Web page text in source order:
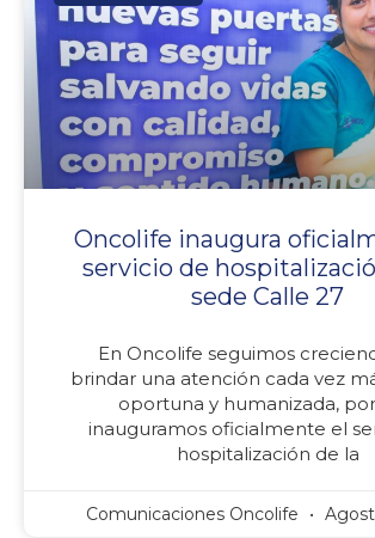
Oncolife inaugura
servicio de
sede Calle 27
En Oncolife seguimos
brindar una atención cada vez
oportuna y humanizada,
inauguramos oficialmente el
hospitalización de la
Comunicaciones Oncolife